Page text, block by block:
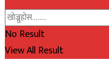
No Result
View All Result